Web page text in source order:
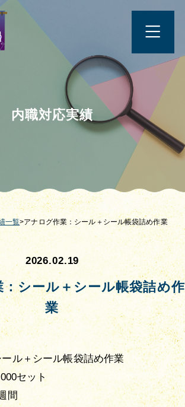
内職対応実績
一覧>アナログ作業：シール＋シール帳袋詰め作業
2026.02.19
シール＋シール帳袋詰め作
業
ル＋シール帳袋詰め作業
セット
間